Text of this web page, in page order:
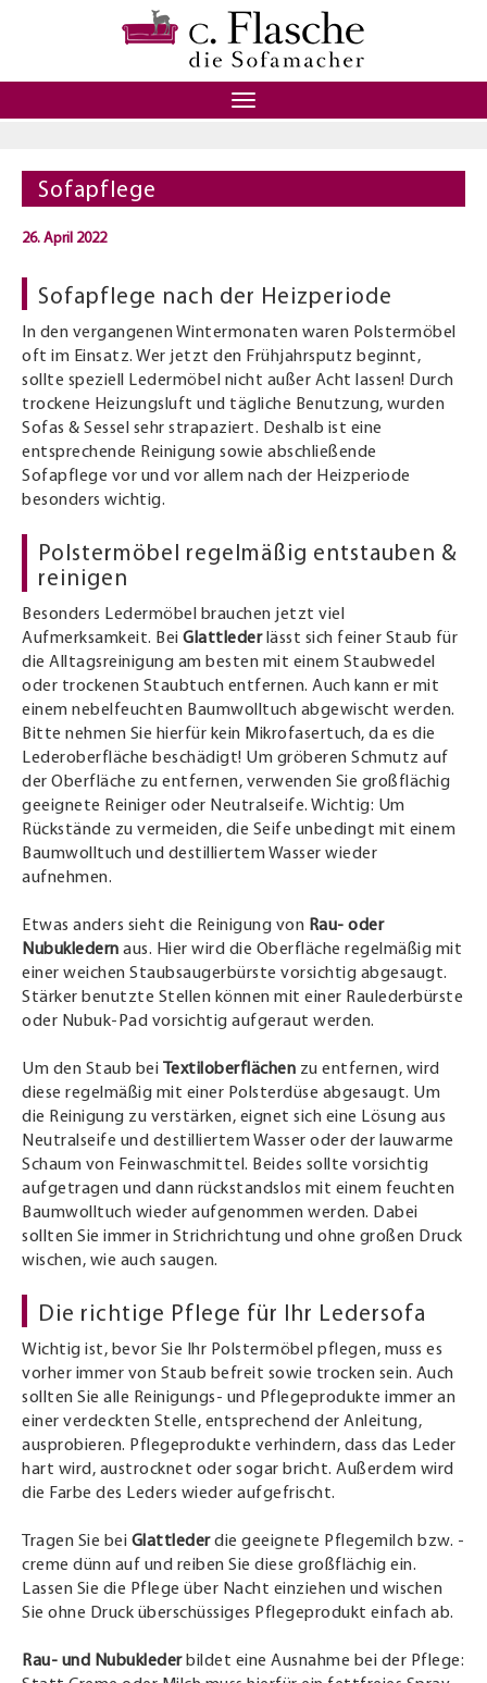
Sofapflege
26. April 2022
Sofapflege nach der Heizperiode
In den vergangenen Wintermonaten waren Polstermöbel
oft im Einsatz. Wer jetzt den Frühjahrsputz beginnt,
sollte speziell Ledermöbel nicht außer Acht lassen! Durch
trockene Heizungsluft und tägliche Benutzung, wurden
Sofas & Sessel sehr strapaziert. Deshalb ist eine
entsprechende Reinigung sowie abschließende
Sofapflege vor und vor allem nach der Heizperiode
besonders wichtig.
Polstermöbel regelmäßig entstauben &
reinigen
Besonders Ledermöbel brauchen jetzt viel
Aufmerksamkeit. Bei Glattlederlässt sich feiner Staub für
die Alltagsreinigung am besten mit einem Staubwedel
oder trockenen Staubtuch entfernen. Auch kann er mit
einem nebelfeuchten Baumwolltuch abgewischt werden.
Bitte nehmen Sie hierfür kein Mikrofasertuch, da es die
Lederoberfläche beschädigt! Um gröberen Schmutz auf
der Oberfläche zu entfernen, verwenden Sie großflächig
geeignete Reiniger oder Neutralseife. Wichtig: Um
Rückstände zu vermeiden, die Seife unbedingt mit einem
Baumwolltuch und destilliertem Wasser wieder
aufnehmen.
Etwas anders sieht die Reinigung von Rau- oder
Nubukledern aus. Hier wird die Oberfläche regelmäßig mit
einer weichen Staubsaugerbürste vorsichtig abgesaugt.
Stärker benutzte Stellen können mit einer Raulederbürste
oder Nubuk-Pad vorsichtig aufgeraut werden.
Um den Staub bei Textiloberflächen zu entfernen, wird
diese regelmäßig mit einer Polsterdüse abgesaugt. Um
die Reinigung zu verstärken, eignet sich eine Lösung aus
Neutralseife und destilliertem Wasser oder der lauwarme
Schaum von Feinwaschmittel. Beides sollte vorsichtig
aufgetragen und dann rückstandslos mit einem feuchten
Baumwolltuch wieder aufgenommen werden. Dabei
sollten Sie immer in Strichrichtung und ohne großen Druck
wischen, wie auch saugen.
Die richtige Pflege für Ihr Ledersofa
Wichtig ist, bevor Sie Ihr Polstermöbel pflegen, muss es
vorher immer von Staub befreit sowie trocken sein. Auch
sollten Sie alle Reinigungs- und Pflegeprodukte immer an
einer verdeckten Stelle, entsprechend der Anleitung,
ausprobieren. Pflegeprodukte verhindern, dass das Leder
hart wird, austrocknet oder sogar bricht. Außerdem wird
die Farbe des Leders wieder aufgefrischt.
Tragen Sie bei Glattlederdie geeignete Pflegemilch bzw. -
creme dünn auf und reiben Sie diese großflächig ein.
Lassen Sie die Pflege über Nacht einziehen und wischen
Sie ohne Druck überschüssiges Pflegeprodukt einfach ab.
Rau- und Nubuklederbildet eine Ausnahme bei der Pflege: